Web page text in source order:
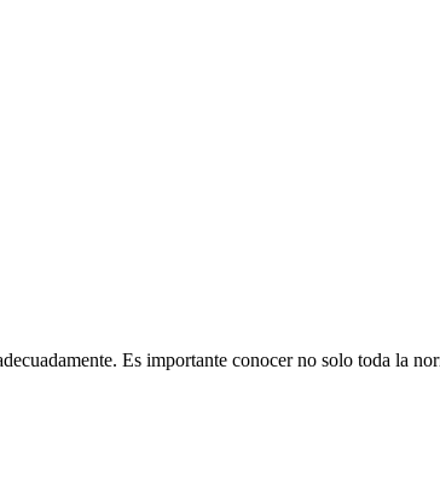
Es importante conocer no solo toda la